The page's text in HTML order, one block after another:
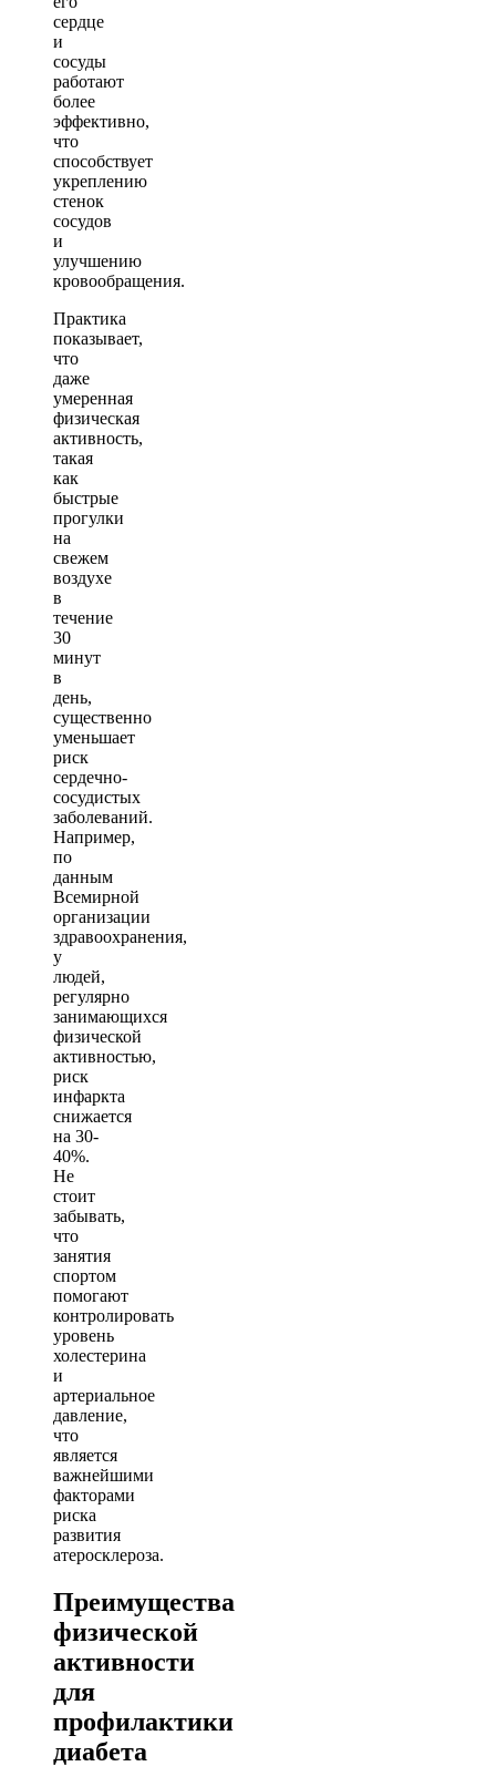
сердце
и
сосуды
работают
более
эффективно,
что
способствует
укреплению
стенок
сосудов
и
улучшению
кровообращения.
Практика
показывает,
что
даже
умеренная
физическая
активность,
такая
как
быстрые
прогулки
на
свежем
воздухе
в
течение
30
минут
в
день,
существенно
уменьшает
риск
сердечно-
сосудистых
заболеваний.
Например,
по
данным
Всемирной
организации
здравоохранения,
у
людей,
регулярно
занимающихся
физической
активностью,
риск
инфаркта
снижается
на 30-
40%.
Не
стоит
забывать,
что
занятия
спортом
помогают
контролировать
уровень
холестерина
и
артериальное
давление,
что
является
важнейшими
факторами
риска
развития
атеросклероза.
Преимущества
физической
активности
для
профилактики
диабета